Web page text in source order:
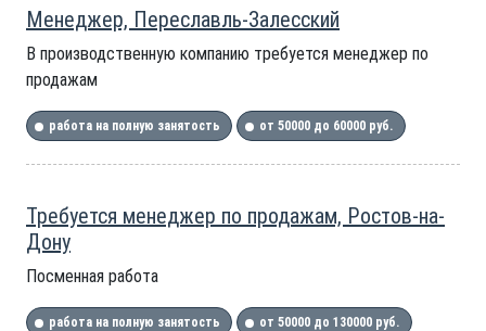
Менеджер, Переславль-Залесский
В производственную компанию требуется менеджер по
продажам
работа на полную занятость от 50000 до 60000 руб.
Требуется менеджер по продажам, Ростов-на-
Дону
Посменная работа
работа на полную занятость от 50000 до 130000 руб.